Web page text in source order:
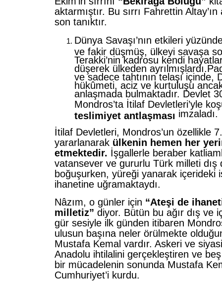
aktarmıştır. Bu sırrı Fahrettin
son tanıktır.
Dünya Savaşı’nın etkileri
ve fakir düşmüş, ülkeyi savaşa
Terakki’nin kadrosu kendi
düşerek ülkeden
ve sadece tahtının telaşı içinde,
hükûmeti, aciz ve kurtuluşu
anlaşmada bulmaktadır. Devlet
Mondros’ta İtilaf Devletleri’yle
teslimiyet antlaşması imzaladı.
İtilaf Devletleri, Mondros’un özellikle
yararlanarak ülkenin hemen her
etmektedir. İşgallerle beraber
vatansever ve gururlu Türk milleti dış
boğuşurken, yüreği yanarak içerideki
ihanetine uğramaktaydı.
Nâzım, o günler için “Ateşi de
milletiz” diyor. Bütün bu ağır dış ve
gür sesiyle ilk günden itibaren
ulusun başına neler örülmekte
Mustafa Kemal vardır. Askeri ve
Anadolu ihtilalini gerçekleştiren ve
bir mücadelenin sonunda Mustafa
Cumhuriyet’i kurdu.